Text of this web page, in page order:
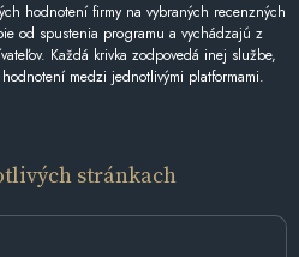
hodnotení firmy na vybraných recenzných
od spustenia programu a vychádzajú z
Každá krivka zodpovedá inej službe,
medzi jednotlivými platformami.
stránkach